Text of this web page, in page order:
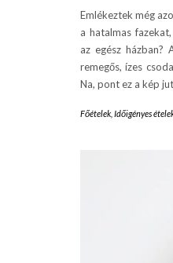
Emlékeztek még
a hatalmas
az egész
remegős, ízes
Na, pont ez a kép jut
Főételek Időigényes